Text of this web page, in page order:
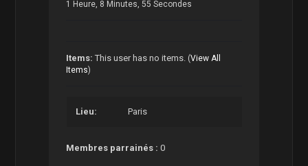
1 Heure, 8 Minutes, 55 Secondes
Items: This user has no items. (View All
Items)
Lieu: Paris
Membres parrainés :0